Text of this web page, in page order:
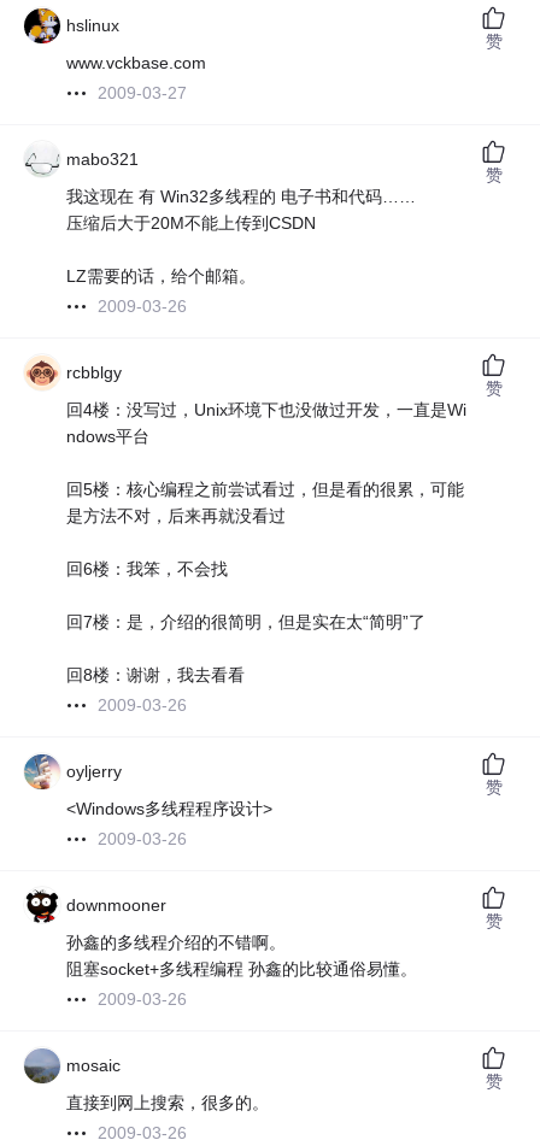
hslinux
www.vckbase.com
2009-03-27
赞
mabo321
我这现在 有 Win32多线程的 电子书和代码……
压缩后大于20M不能上传到CSDN
LZ需要的话，给个邮箱。
2009-03-26
赞
rcbblgy
回4楼：没写过，Unix环境下也没做过开发，一直是Wi
ndows平台
回5楼：核心编程之前尝试看过，但是看的很累，可能
是方法不对，后来再就没看过
回6楼：我笨，不会找
回7楼：是，介绍的很简明，但是实在太“简明”了
回8楼：谢谢，我去看看
2009-03-26
赞
oyljerry
<Windows多线程程序设计>
2009-03-26
赞
downmooner
孙鑫的多线程介绍的不错啊。
阻塞socket+多线程编程 孙鑫的比较通俗易懂。
2009-03-26
赞
mosaic
直接到网上搜索，很多的。
2009-03-26
赞